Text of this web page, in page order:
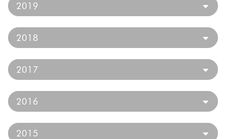
2019
2018
2017
2016
2015